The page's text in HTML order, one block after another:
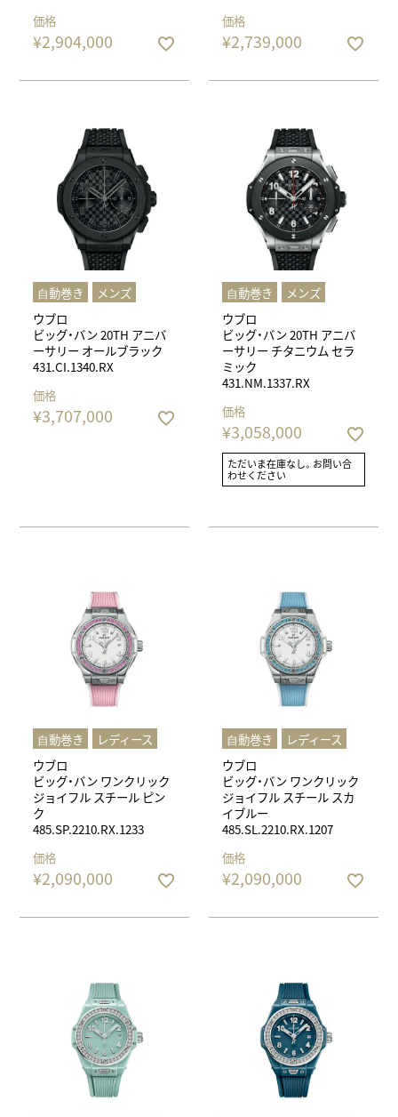
価格
¥2,904,000
価格
¥2,739,000
⾃動巻き
メンズ
ウブロ
ビッグ・バン 20TH アニバ
ーサリー オールブラック
431.CI.1340.RX
価格
¥3,707,000
⾃動巻き
メンズ
ウブロ
ビッグ・バン 20TH アニバ
ーサリー チタニウム セラ
ミック
431.NM.1337.RX
価格
¥3,058,000
ただいま在庫なし。お問い合
わせください
⾃動巻き
レディース
ウブロ
ビッグ・バン ワンクリック
ジョイフル スチール ピン
ク
485.SP.2210.RX.1233
価格
¥2,090,000
⾃動巻き
レディース
ウブロ
ビッグ・バン ワンクリック
ジョイフル スチール スカ
イブルー
485.SL.2210.RX.1207
価格
¥2,090,000